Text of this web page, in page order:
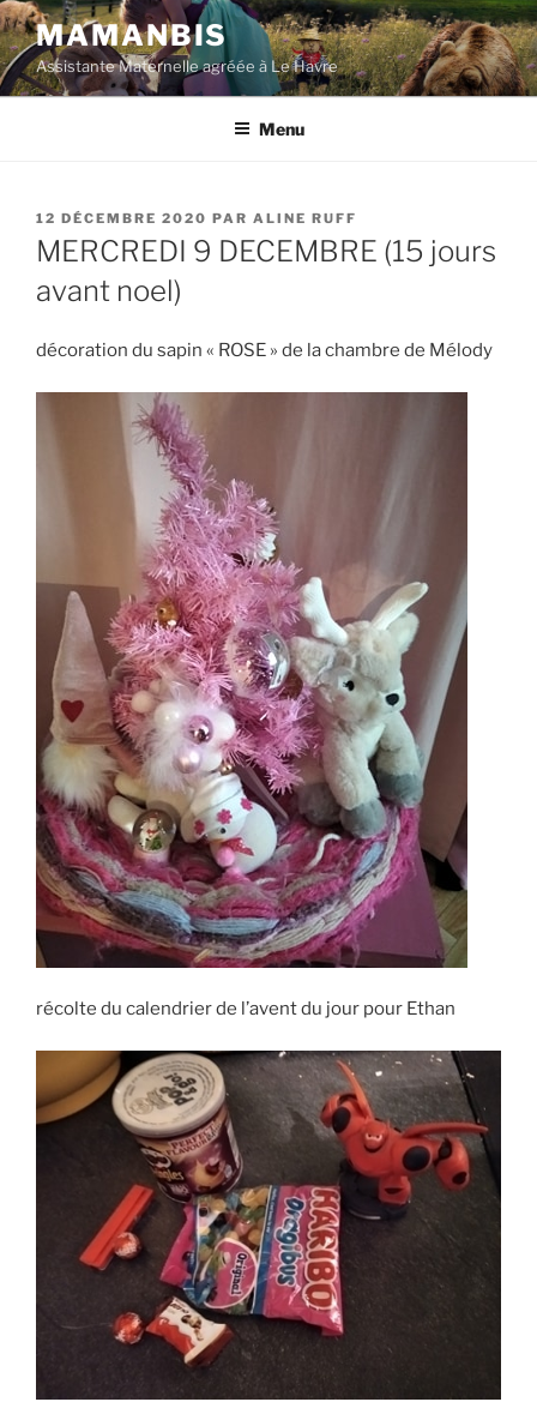
Aller
au
contenu
principal
MAMANBIS
Assistante Maternelle agréée à Le Havre
Menu
PUBLIÉ
LE
12 DÉCEMBRE 2020 PAR ALINE RUFF
MERCREDI 9 DECEMBRE (15 jours
avant noel)
décoration du sapin « ROSE » de la chambre de Mélody
récolte du calendrier de l’avent du jour pour Ethan